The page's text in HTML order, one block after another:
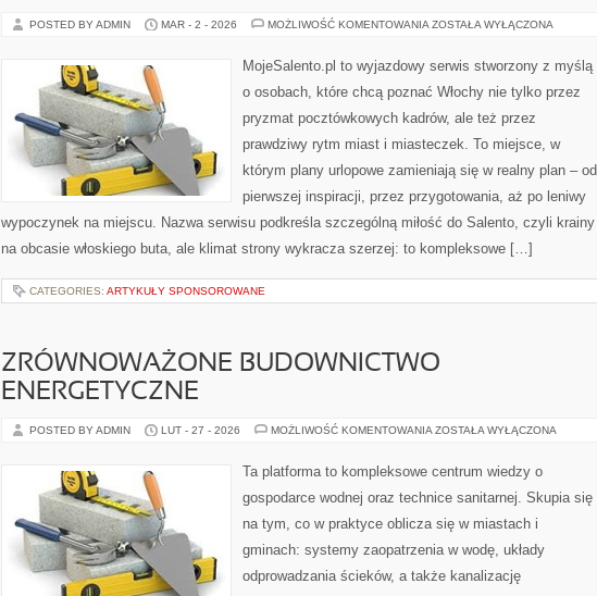
POSTED BY ADMIN MAR - 2 - 2026 MOŻLIWOŚĆ KOMENTOWANIA TOSKANIA
ZOSTAŁA WYŁĄCZONA
MojeSalento.pl to wyjazdowy serwis stworzony z myślą
o osobach, które chcą poznać Włochy nie tylko przez
pryzmat pocztówkowych kadrów, ale też przez
prawdziwy rytm miast i miasteczek. To miejsce, w
którym plany urlopowe zamieniają się w realny plan – od
pierwszej inspiracji, przez przygotowania, aż po leniwy
wypoczynek na miejscu. Nazwa serwisu podkreśla szczególną miłość do Salento, czyli krainy
na obcasie włoskiego buta, ale klimat strony wykracza szerzej: to kompleksowe […]
CATEGORIES: ARTYKUŁY SPONSOROWANE
ZRÓWNOWAŻONE BUDOWNICTWO
ENERGETYCZNE
POSTED BY ADMIN LUT - 27 - 2026 MOŻLIWOŚĆ KOMENTOWANIA ZRÓWNOWAŻONE
ZOSTAŁA WYŁĄCZONA
Ta platforma to kompleksowe centrum wiedzy o
gospodarce wodnej oraz technice sanitarnej. Skupia się
na tym, co w praktyce oblicza się w miastach i
gminach: systemy zaopatrzenia w wodę, układy
odprowadzania ścieków, a także kanalizację